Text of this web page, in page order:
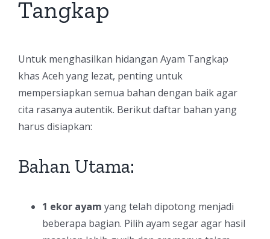
Tangkap
Untuk menghasilkan hidangan Ayam Tangkap
khas Aceh yang lezat, penting untuk
mempersiapkan semua bahan dengan baik agar
cita rasanya autentik. Berikut daftar bahan yang
harus disiapkan:
Bahan Utama:
1 ekor ayam yang telah dipotong menjadi
beberapa bagian. Pilih ayam segar agar hasil